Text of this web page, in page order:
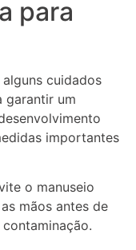
para
cuidados
garantir um
importantes
o manuseio
mãos antes de